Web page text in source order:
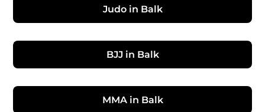
Judo in Balk
BJJ in Balk
MMA in Balk